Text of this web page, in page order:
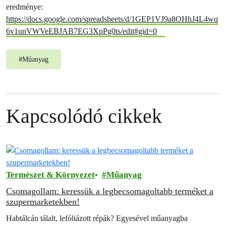
eredménye:
https://docs.google.com/spreadsheets/d/1GEP1VJ9a8OHhJ4L4wq
6v1unVWVeEBJAB7EG3XpPg0ts/edit#gid=0
#Műanyag
Kapcsolódó cikkek
Természet & Környezet Műanyag
Csomagollam: keressük a legbecsomagoltabb terméket a
szupermarketekben!
Habtálcán tálalt, lefóliázott répák? Egyesével műanyagba